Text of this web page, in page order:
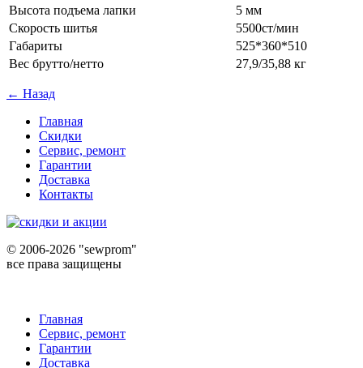
Высота подъема лапки
5 мм
Скорость шитья
5500ст/мин
Габариты
525*360*510
Вес брутто/нетто
27,9/35,88 кг
← Назад
Главная
Скидки
Сервис, ремонт
Гарантии
Доставка
Контакты
© 2006-2026 "sewprom"
все права защищены
Главная
Сервис, ремонт
Гарантии
Доставка